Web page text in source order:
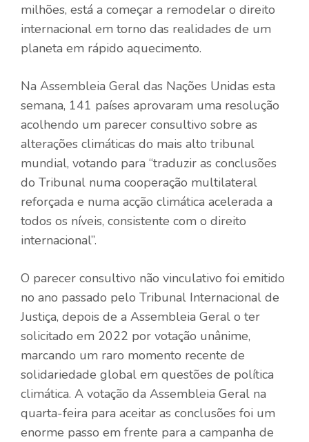
milhões, está a começar a remodelar o direito
internacional em torno das realidades de um
planeta em rápido aquecimento.
Na Assembleia Geral das Nações Unidas esta
semana, 141 países aprovaram uma resolução
acolhendo um parecer consultivo sobre as
alterações climáticas do mais alto tribunal
mundial, votando para “traduzir as conclusões
do Tribunal numa cooperação multilateral
reforçada e numa acção climática acelerada a
todos os níveis, consistente com o direito
internacional”.
O parecer consultivo não vinculativo foi emitido
no ano passado pelo Tribunal Internacional de
Justiça, depois de a Assembleia Geral o ter
solicitado em 2022 por votação unânime,
marcando um raro momento recente de
solidariedade global em questões de política
climática. A votação da Assembleia Geral na
quarta-feira para aceitar as conclusões foi um
enorme passo em frente para a campanha de